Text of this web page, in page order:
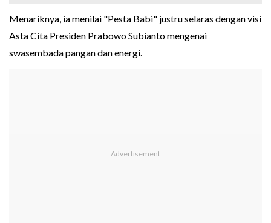
Menariknya, ia menilai "Pesta Babi" justru selaras dengan visi
Asta Cita Presiden Prabowo Subianto mengenai
swasembada pangan dan energi.